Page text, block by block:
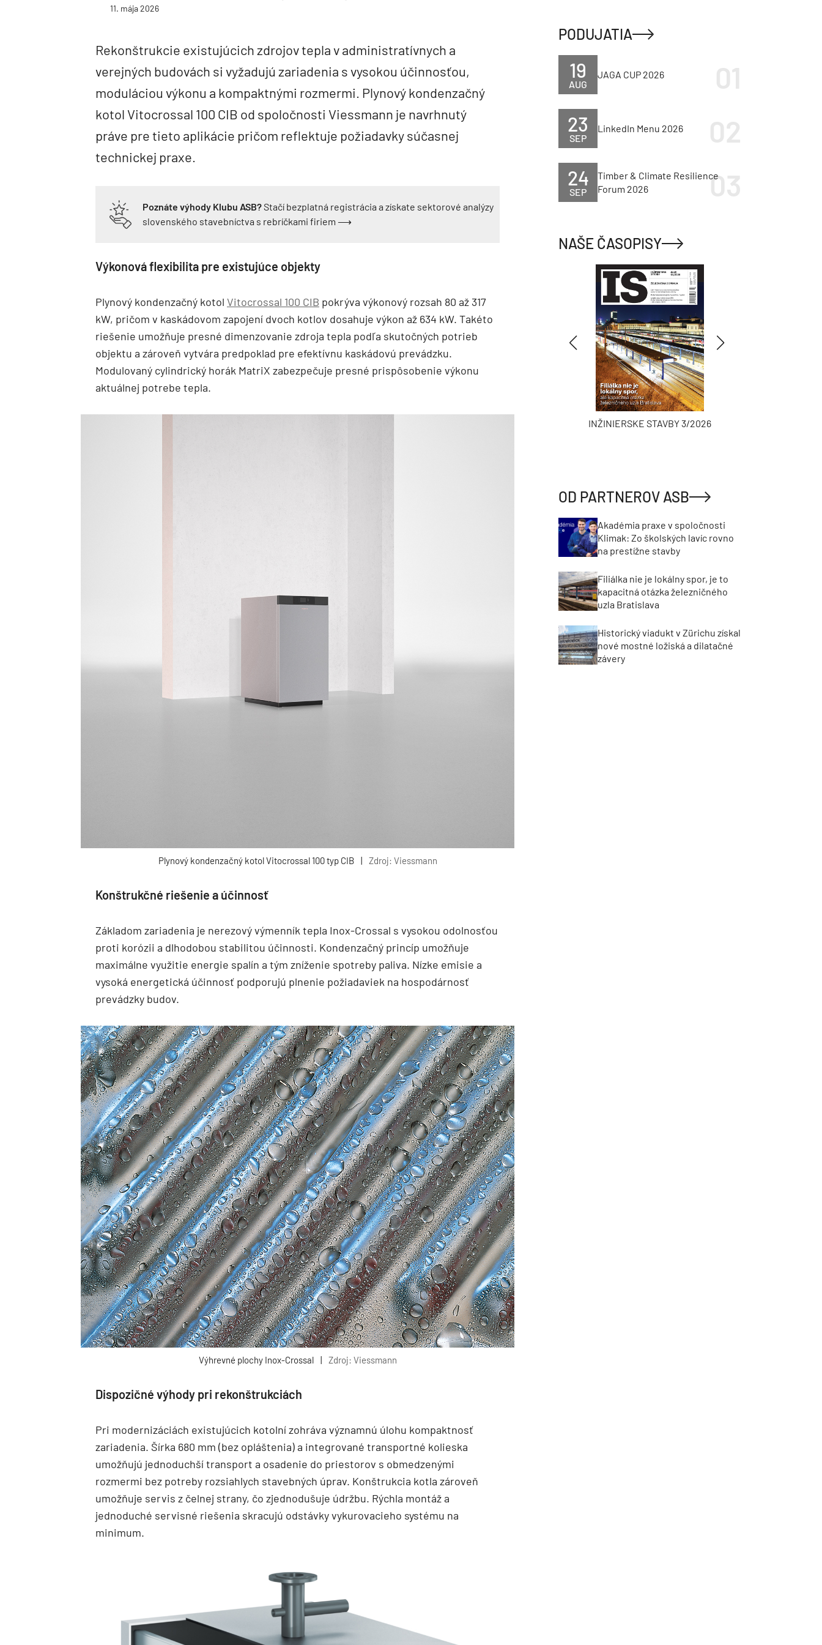
11. mája 2026
Rekonštrukcie existujúcich zdrojov tepla v administratívnych a
verejných budovách si vyžadujú zariadenia s vysokou účinnosťou,
moduláciou výkonu a kompaktnými rozmermi. Plynový kondenzačný
kotol Vitocrossal 100 CIB od spoločnosti Viessmann je navrhnutý
práve pre tieto aplikácie pričom reflektuje požiadavky súčasnej
technickej praxe.
Poznáte výhody Klubu ASB?Stačí bezplatná registrácia a získate sektorové analýzy
slovenského stavebníctva s rebríčkami firiem ⟶
Výkonová flexibilita pre existujúce objekty
Plynový kondenzačný kotol Vitocrossal 100 CIB pokrýva výkonový rozsah 80 až 317
kW, pričom v kaskádovom zapojení dvoch kotlov dosahuje výkon až 634 kW. Takéto
riešenie umožňuje presné dimenzovanie zdroja tepla podľa skutočných potrieb
objektu a zároveň vytvára predpoklad pre efektívnu kaskádovú prevádzku.
Modulovaný cylindrický horák MatriX zabezpečuje presné prispôsobenie výkonu
aktuálnej potrebe tepla.
Plynový kondenzačný kotol Vitocrossal 100 typ CIB | Zdroj: Viessmann
Konštrukčné riešenie a účinnosť
Základom zariadenia je nerezový výmenník tepla Inox-Crossal s vysokou odolnosťou
proti korózii a dlhodobou stabilitou účinnosti. Kondenzačný princíp umožňuje
maximálne využitie energie spalín a tým zníženie spotreby paliva. Nízke emisie a
vysoká energetická účinnosť podporujú plnenie požiadaviek na hospodárnosť
prevádzky budov.
Výhrevné plochy Inox-Crossal | Zdroj: Viessmann
Dispozičné výhody pri rekonštrukciách
Pri modernizáciách existujúcich kotolní zohráva významnú úlohu kompaktnosť
zariadenia. Šírka 680 mm (bez opláštenia) a integrované transportné kolieska
umožňujú jednoduchší transport a osadenie do priestorov s obmedzenými
rozmermi bez potreby rozsiahlych stavebných úprav. Konštrukcia kotla zároveň
umožňuje servis z čelnej strany, čo zjednodušuje údržbu. Rýchla montáž a
jednoduché servisné riešenia skracujú odstávky vykurovacieho systému na
minimum.
PODUJATIA
AUG
19 JAGA CUP 2026
SEP
23 LinkedIn Menu 2026
SEP
24
Timber & Climate Resilience
Forum 2026
NAŠE ČASOPISY
INŽINIERSKE STAVBY 3/2026
OD PARTNEROV ASB
Akadémia praxe v spoločnosti
Klimak: Zo školských lavíc rovno
na prestížne stavby
Filiálka nie je lokálny spor, je to
kapacitná otázka železničného
uzla Bratislava
Historický viadukt v Zürichu získal
nové mostné ložiská a dilatačné
závery